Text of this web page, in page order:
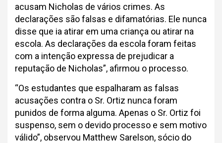
acusam Nicholas de vários crimes. As
declarações são falsas e difamatórias. Ele nunca
disse que ia atirar em uma criança ou atirar na
escola. As declarações da escola foram feitas
com a intenção expressa de prejudicar a
reputação de Nicholas”, afirmou o processo.
“Os estudantes que espalharam as falsas
acusações contra o Sr. Ortiz nunca foram
punidos de forma alguma. Apenas o Sr. Ortiz foi
suspenso, sem o devido processo e sem motivo
válido”, observou Matthew Sarelson, sócio do